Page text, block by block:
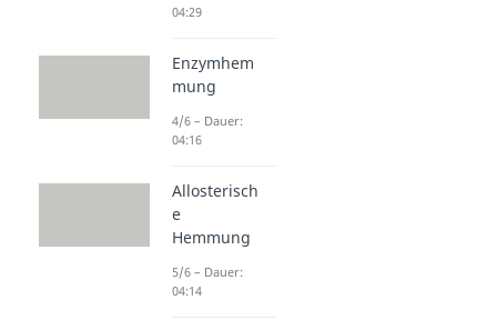
04:29
Enzymhem
mung
4/6 – Dauer:
04:16
Allosterisch
e
Hemmung
5/6 – Dauer:
04:14